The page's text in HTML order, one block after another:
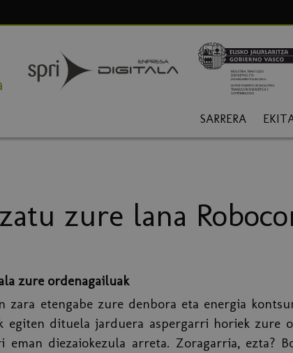
SARRERA
zure lana
zure ordenagailuak
zara etengabe zure denbora eta energia
egiten dituela jarduera aspergarri horiek zure
eman diezaiokezula arreta. Zoragarria, ezta?